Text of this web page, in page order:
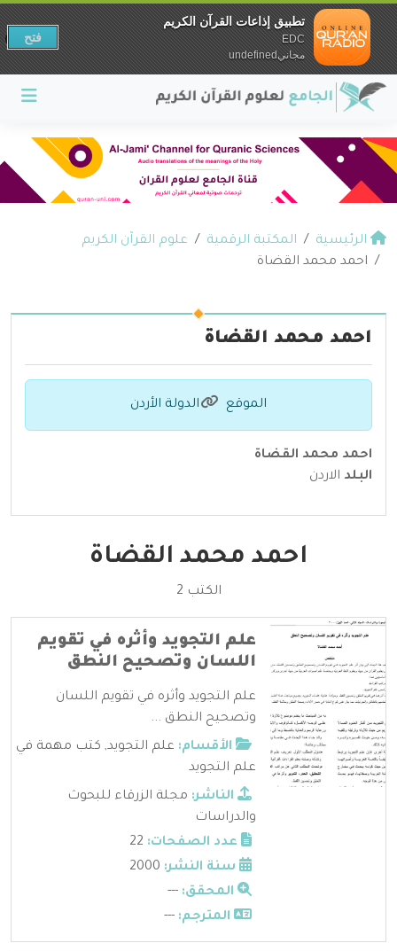
الرئيسية المكتبة الرقمية
علوم القرآن الكريم
احمد محمد القضاة
احمد محمد القضاة
الموقع الدولة الأردن
احمد محمد القضاة
البلد الاردن
احمد محمد القضاة
الكتب 2
علم التجويد وأثره في تقويم
اللسان وتصحيح النطق
علم التجويد وأثره في تقويم اللسان
وتصحيح النطق ...
الأقسام: علم التجويد, كتب مهمة في
علم التجويد
الناشر: مجلة الزرقاء للبحوث
والدراسات
عدد الصفحات:
سنة النشر:
المحقق: ---
المترجم: ---
تطبيق إذاعات القرآن الكريم
EDC
مجانيundefined
فتح